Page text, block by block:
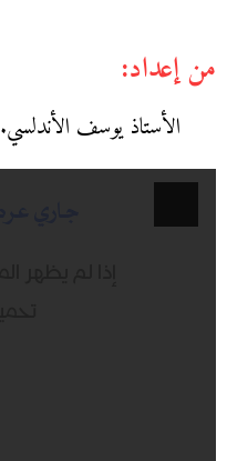
من إعداد:
الأستاذ يوسف الأندلسي.